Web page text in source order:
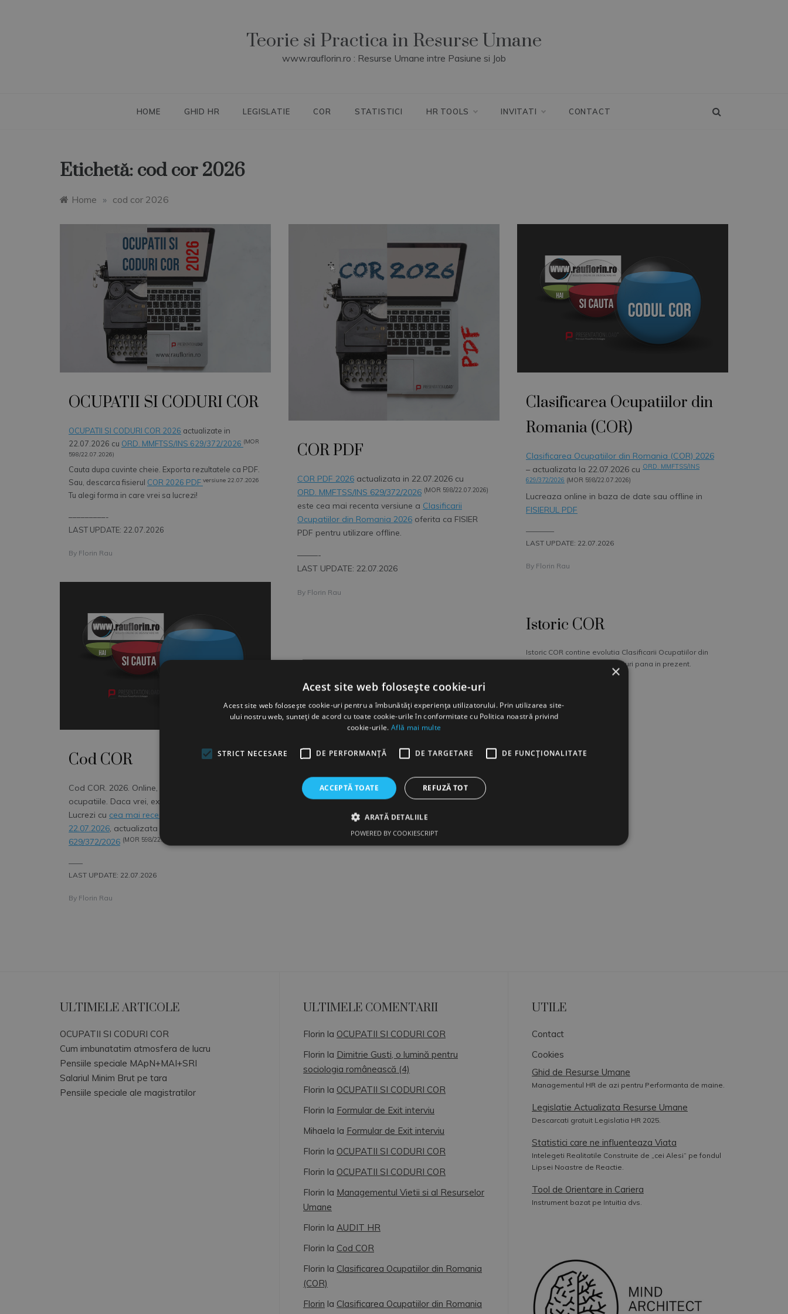
Teorie si Practica in Resurse Umane
www.rauflorin.ro : Resurse Umane intre Pasiune si Job
HOME GHID HR LEGISLATIE COR STATISTICI HR TOOLS INVITATI CONTACT
Etichetă: cod cor 2026
Home » cod cor 2026
OCUPATII SI CODURI COR
OCUPATII SI CODURI COR 2026 actualizate in
22.07.2026 cu ORD. MMFTSS/INS 629/372/2026 (MOR
598/22.07.2026)
Cauta dupa cuvinte cheie. Exporta rezultatele ca PDF.
Sau, descarca fisierul COR 2026 PDF versiune 22.07.2026
Tu alegi forma in care vrei sa lucrezi!
–––––––––-
LAST UPDATE: 22.07.2026
By Florin Rau
COR PDF
COR PDF 2026 actualizata in 22.07.2026 cu
ORD. MMFTSS/INS 629/372/2026 (MOR 598/22.07.2026)
este cea mai recenta versiune a Clasificarii
Ocupatiilor din Romania 2026 oferita ca FISIER
PDF pentru utilizare offline.
–––––-
LAST UPDATE: 22.07.2026
By Florin Rau
Clasificarea Ocupatiilor din
Romania (COR)
Clasificarea Ocupatiilor din Romania (COR) 2026
– actualizata la 22.07.2026 cu ORD. MMFTSS/INS
629/372/2026 (MOR 598/22.07.2026)
Lucreaza online in baza de date sau offline in
FISIERUL PDF
––––––––
LAST UPDATE: 22.07.2026
By Florin Rau
Cod COR
Cod COR. 2026. Online, 24/7. Gasesti rapid
ocupatiile. Daca vrei, exporta-le instant ca PDF.
Lucrezi cu cea mai recenta versiune de COR:
22.07.2026, actualizata cu
629/372/2026 (MOR 598/22.07.2026)
––––
LAST UPDATE: 22.07.2026
By Florin Rau
Istoric COR
Istoric COR contine evolutia Clasificarii Ocupatiilor din
Romania (COR) de la inceputuri pana in prezent.
ByFlorin Rau
ULTIMELE ARTICOLE
OCUPATII SI CODURI COR
Cum imbunatatim atmosfera de lucru
Pensiile speciale MApN+MAI+SRI
Salariul Minim Brut pe tara
Pensiile speciale ale magistratilor
ULTIMELE COMENTARII
Florin la OCUPATII SI CODURI COR
Florin la Dimitrie Gusti, o lumină pentru
sociologia românească (4)
Florin la OCUPATII SI CODURI COR
Florin la Formular de Exit interviu
Mihaela la Formular de Exit interviu
Florin la OCUPATII SI CODURI COR
Florin la OCUPATII SI CODURI COR
Florin la Managementul Vietii si al Resurselor
Umane
Florin la AUDIT HR
Florin la Cod COR
Florin la Clasificarea Ocupatiilor din Romania
(COR)
Florin la Clasificarea Ocupatiilor din Romania
UTILE
Contact
Cookies
Ghid de Resurse Umane
Managementul HR de azi pentru Performanta de maine.
Legislatie Actualizata Resurse Umane
Descarcati gratuit Legislatia HR 2025.
Statistici care ne influenteaza Viata
Intelegeti Realitatile Construite de „cei Alesi” pe fondul
Lipsei Noastre de Reactie.
Tool de Orientare in Cariera
Instrument bazat pe Intuitia dvs.
×
Acest site web folosește cookie-uri
Acest site web folosește cookie-uri pentru a îmbunătăți experiența utilizatorului. Prin utilizarea site-
ului nostru web, sunteți de acord cu toate cookie-urile în conformitate cu Politica noastră privind
cookie-urile. Află mai multe
STRICT NECESARE DE PERFORMANȚĂ DE TARGETARE DE FUNCŢIONALITATE
ACCEPTĂ TOATE REFUZĂ TOT
ARATĂ DETALIILE
POWERED BY COOKIESCRIPT